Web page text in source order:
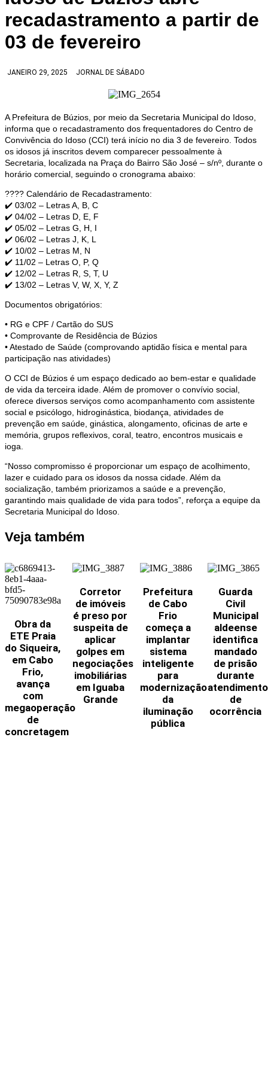
recadastramento a partir de
03 de fevereiro
JANEIRO 29, 2025 JORNAL DE SÁBADO
A Prefeitura de Búzios, por meio da Secretaria Municipal do Idoso,
informa que o recadastramento dos frequentadores do Centro de
Convivência do Idoso (CCI) terá início no dia 3 de fevereiro. Todos
os idosos já inscritos devem comparecer pessoalmente à
Secretaria, localizada na Praça do Bairro São José – s/nº, durante o
horário comercial, seguindo o cronograma abaixo:
???? Calendário de Recadastramento:
✔️ 03/02 – Letras A, B, C
✔️ 04/02 – Letras D, E, F
✔️ 05/02 – Letras G, H, I
✔️ 06/02 – Letras J, K, L
✔️ 10/02 – Letras M, N
✔️ 11/02 – Letras O, P, Q
✔️ 12/02 – Letras R, S, T, U
✔️ 13/02 – Letras V, W, X, Y, Z
Documentos obrigatórios:
•⁠ ⁠RG e CPF / Cartão do SUS
•⁠ ⁠Comprovante de Residência de Búzios
•⁠ ⁠Atestado de Saúde (comprovando aptidão física e mental para
participação nas atividades)
O CCI de Búzios é um espaço dedicado ao bem-estar e qualidade
de vida da terceira idade. Além de promover o convívio social,
oferece diversos serviços como acompanhamento com assistente
social e psicólogo, hidroginástica, biodança, atividades de
prevenção em saúde, ginástica, alongamento, oficinas de arte e
memória, grupos reflexivos, coral, teatro, encontros musicais e
ioga.
“Nosso compromisso é proporcionar um espaço de acolhimento,
lazer e cuidado para os idosos da nossa cidade. Além da
socialização, também priorizamos a saúde e a prevenção,
garantindo mais qualidade de vida para todos”, reforça a equipe da
Secretaria Municipal do Idoso.
Veja também
Obra da
ETE Praia
do Siqueira,
em Cabo
Frio,
avança
com
megaoperação
de
concretagem
Corretor
de imóveis
é preso por
suspeita de
aplicar
golpes em
negociações
imobiliárias
em Iguaba
Grande
Prefeitura
de Cabo
Frio
começa a
implantar
sistema
inteligente
para
modernização
da
iluminação
pública
Guarda
Civil
Municipal
aldeense
identifica
mandado
de prisão
durante
atendimento
de
ocorrência